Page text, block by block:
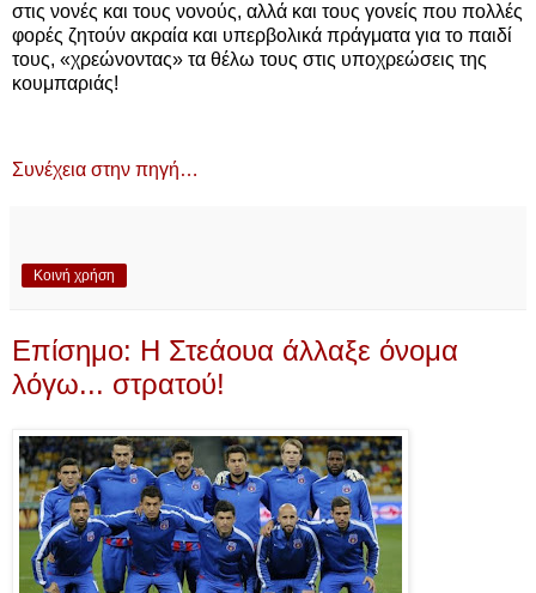
στις νονές και τους νονούς, αλλά και τους γονείς που πολλές
φορές ζητούν ακραία και υπερβολικά πράγματα για το παιδί
τους, «χρεώνοντας» τα θέλω τους στις υποχρεώσεις της
κουμπαριάς!
Συνέχεια στην πηγή…
Κοινή χρήση
Επίσημο: Η Στεάουα άλλαξε όνομα
λόγω... στρατού!